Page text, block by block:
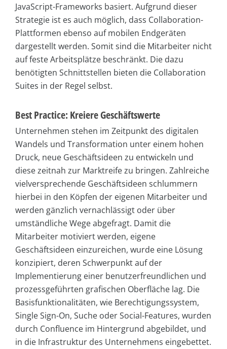
JavaScript-Frameworks basiert. Aufgrund dieser
Strategie ist es auch möglich, dass Collaboration-
Plattformen ebenso auf mobilen Endgeräten
dargestellt werden. Somit sind die Mitarbeiter nicht
auf feste Arbeitsplätze beschränkt. Die dazu
benötigten Schnittstellen bieten die Collaboration
Suites in der Regel selbst.
Best Practice: Kreiere Geschäftswerte
Unternehmen stehen im Zeitpunkt des digitalen
Wandels und Transformation unter einem hohen
Druck, neue Geschäftsideen zu entwickeln und
diese zeitnah zur Marktreife zu bringen. Zahlreiche
vielversprechende Geschäftsideen schlummern
hierbei in den Köpfen der eigenen Mitarbeiter und
werden gänzlich vernachlässigt oder über
umständliche Wege abgefragt. Damit die
Mitarbeiter motiviert werden, eigene
Geschäftsideen einzureichen, wurde eine Lösung
konzipiert, deren Schwerpunkt auf der
Implementierung einer benutzerfreundlichen und
prozessgeführten grafischen Oberfläche lag. Die
Basisfunktionalitäten, wie Berechtigungssystem,
Single Sign-On, Suche oder Social-Features, wurden
durch Confluence im Hintergrund abgebildet, und
in die Infrastruktur des Unternehmens eingebettet.